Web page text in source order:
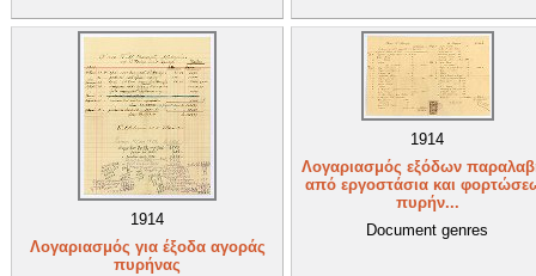
1914
Λογαριασμός για έξοδα αγοράς
πυρήνας
1914
Λογαριασμός εξόδων
από εργοστάσια και
πυρήν...
Document genres